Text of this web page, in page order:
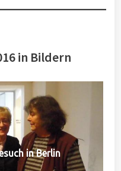
in Bildern
in Berlin